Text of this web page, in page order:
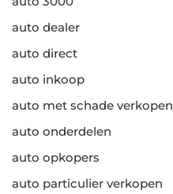
auto dealer
auto direct
auto inkoop
auto met schade verkopen
auto onderdelen
auto opkopers
auto particulier verkopen